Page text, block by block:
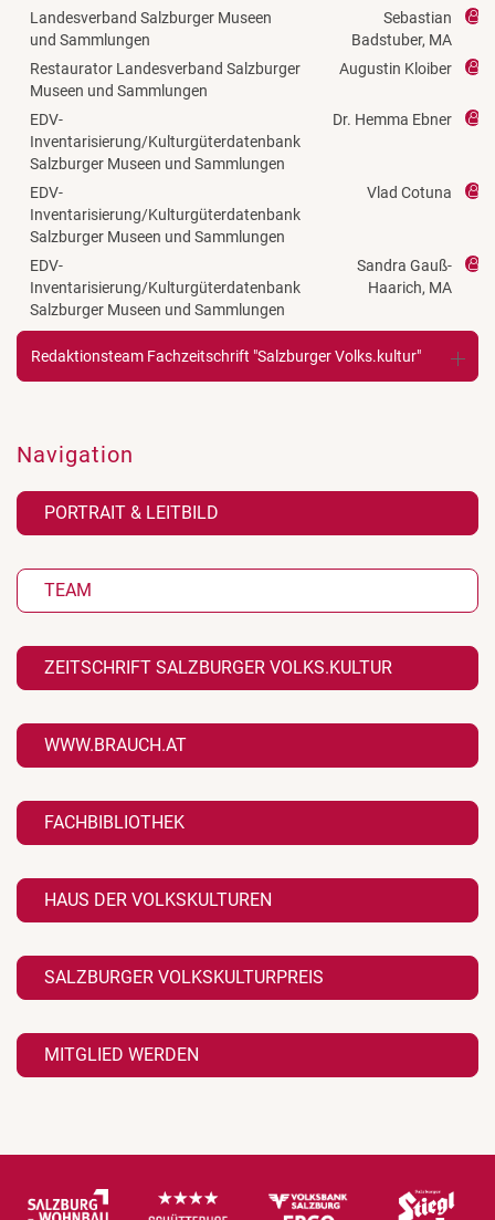
Landesverband Salzburger Museen
und Sammlungen
Sebastian
Badstuber, MA
Restaurator Landesverband Salzburger
Museen und Sammlungen
Augustin Kloiber
EDV-
Inventarisierung/Kulturgüterdatenbank
Salzburger Museen und Sammlungen
Dr. Hemma Ebner
EDV-
Inventarisierung/Kulturgüterdatenbank
Salzburger Museen und Sammlungen
Vlad Cotuna
EDV-
Inventarisierung/Kulturgüterdatenbank
Salzburger Museen und Sammlungen
Sandra Gauß-
Haarich, MA
Redaktionsteam Fachzeitschrift "Salzburger Volks.kultur"
Navigation
PORTRAIT & LEITBILD
TEAM
ZEITSCHRIFT SALZBURGER VOLKS.KULTUR
WWW.BRAUCH.AT
FACHBIBLIOTHEK
HAUS DER VOLKSKULTUREN
SALZBURGER VOLKSKULTURPREIS
MITGLIED WERDEN